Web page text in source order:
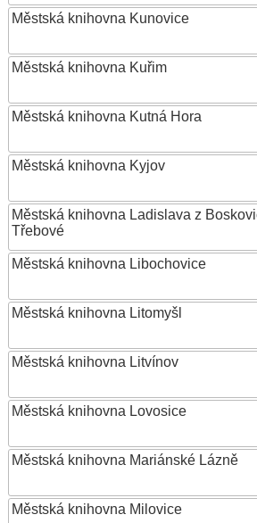
Městská knihovna Kunovice
Městská knihovna Kuřim
Městská knihovna Kutná Hora
Městská knihovna Kyjov
Městská knihovna Ladislava z
Třebové
Městská knihovna Libochovice
Městská knihovna Litomyšl
Městská knihovna Litvínov
Městská knihovna Lovosice
Městská knihovna Mariánské Lázně
Městská knihovna Milovice